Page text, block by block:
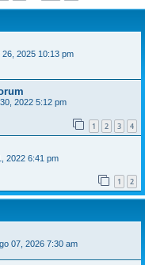
2025 10:13 pm
2022 5:12 pm
1 2 3 4
2022 6:41 pm
1 2
07, 2026 7:30 am